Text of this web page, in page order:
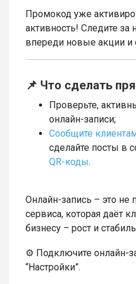
Промокод уже
активность! Следите
впереди новые акции
📌 Что сделать
Проверьте,
онлайн-записи;
Сообщите
сделайте посты в
QR-коды.
Онлайн-запись – это не
сервиса, которая даёт
бизнесу – рост и
⚙️ Подключите онлайн-
“Настройки”.